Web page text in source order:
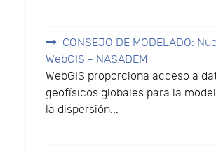
CONSEJO DE MODELADO:
WebGIS - NASADEM
WebGIS proporciona acceso a
geofísicos globales para la
la dispersión...